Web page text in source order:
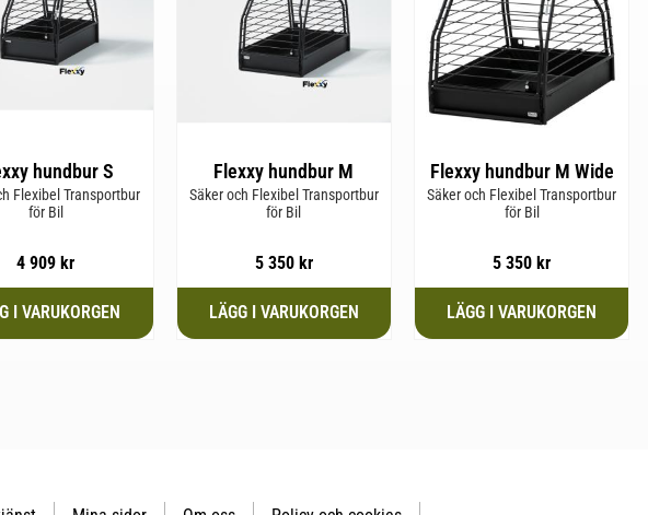
hundbur S
Flexibel Transportbur
för Bil
4 909 kr
Flexxy hundbur M
Säker och Flexibel Transportbur
för Bil
5 350kr
Flexxy hundbur M Wide
Säker och Flexibel Transportbur
för Bil
5 350 kr